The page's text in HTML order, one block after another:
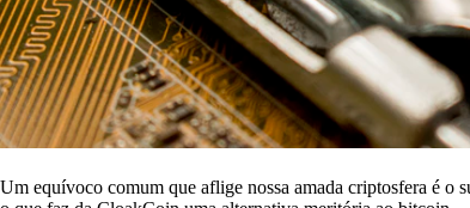
Um equívoco comum que aflige nossa amada criptosfera é o